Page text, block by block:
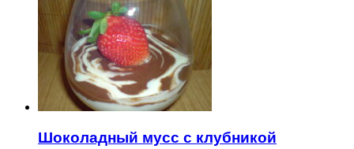
Шоколадный мусс с клубникой